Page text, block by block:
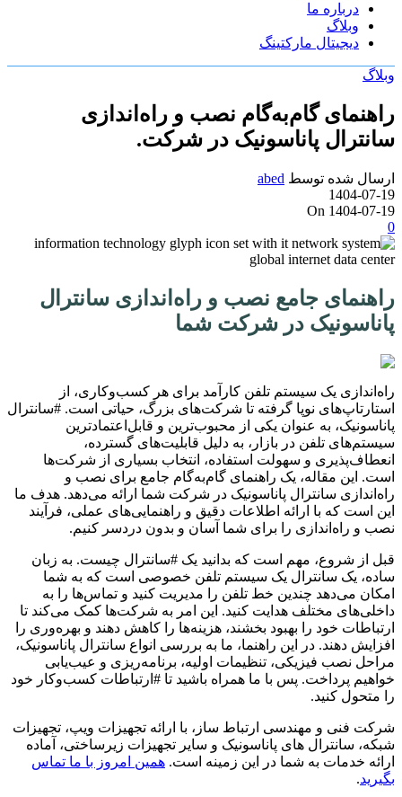
درباره ما
وبلاگ
دیجیتال مارکتینگ
وبلاگ
راهنمای گام‌به‌گام نصب و راه‌اندازی
سانترال پاناسونیک در شرکت.
ارسال شده توسط abed
1404-07-19
On 1404-07-19
0
راهنمای جامع نصب و راه‌اندازی سانترال
پاناسونیک در شرکت شما
راه‌اندازی یک سیستم تلفن کارآمد برای هر کسب‌وکاری، از
استارتاپ‌های نوپا گرفته تا شرکت‌های بزرگ، حیاتی است. #سانترال
پاناسونیک، به عنوان یکی از محبوب‌ترین و قابل‌اعتمادترین
سیستم‌های تلفن در بازار، به دلیل قابلیت‌های گسترده،
انعطاف‌پذیری و سهولت استفاده، انتخاب بسیاری از شرکت‌ها
است. این مقاله، یک راهنمای گام‌به‌گام جامع برای نصب و
راه‌اندازی سانترال پاناسونیک در شرکت شما ارائه می‌دهد. هدف ما
این است که با ارائه اطلاعات دقیق و راهنمایی‌های عملی، فرآیند
نصب و راه‌اندازی را برای شما آسان و بدون دردسر کنیم.
قبل از شروع، مهم است که بدانید یک #سانترال چیست. به زبان
ساده، یک سانترال یک سیستم تلفن خصوصی است که به شما
امکان می‌دهد چندین خط تلفن را مدیریت کنید و تماس‌ها را به
داخلی‌های مختلف هدایت کنید. این امر به شرکت‌ها کمک می‌کند تا
ارتباطات خود را بهبود بخشند، هزینه‌ها را کاهش دهند و بهره‌وری را
افزایش دهند. در این راهنما، ما به بررسی انواع سانترال پاناسونیک،
مراحل نصب فیزیکی، تنظیمات اولیه، برنامه‌ریزی و عیب‌یابی
خواهیم پرداخت. پس با ما همراه باشید تا #ارتباطات کسب‌وکار خود
را متحول کنید.
شرکت فنی و مهندسی ارتباط ساز، با ارائه تجهیزات ویپ، تجهیزات
شبکه، سانترال های پاناسونیک و سایر تجهیزات زیرساختی، آماده
ارائه خدمات به شما در این زمینه است. همین امروز با ما تماس
بگیرید.